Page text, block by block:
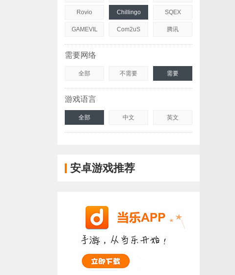
Rovio Chillingo SQEX
GAMEVIL Com2uS 腾讯
需要网络
全部 不需要 需要
游戏语言
全部 中文 英文
安卓游戏推荐